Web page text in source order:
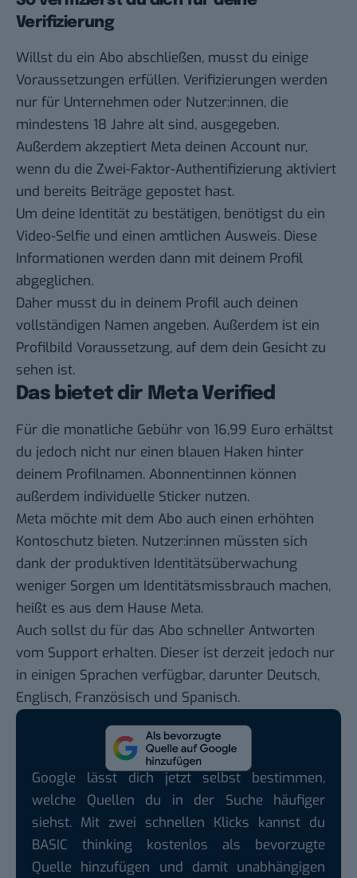
Verifizierung
Willst du ein Abo abschließen, musst du einige
Voraussetzungen erfüllen. Verifizierungen werden
nur für Unternehmen oder Nutzer:innen, die
mindestens 18 Jahre alt sind, ausgegeben.
Außerdem akzeptiert Meta deinen Account nur,
wenn du die Zwei-Faktor-Authentifizierung aktiviert
und bereits Beiträge gepostet hast.
Um deine Identität zu bestätigen, benötigst du ein
Video-Selfie und einen amtlichen Ausweis. Diese
Informationen werden dann mit deinem Profil
abgeglichen.
Daher musst du in deinem Profil auch deinen
vollständigen Namen angeben. Außerdem ist ein
Profilbild Voraussetzung, auf dem dein Gesicht zu
sehen ist.
Das bietet dir Meta Verified
Für die monatliche Gebühr von 16,99 Euro erhältst
du jedoch nicht nur einen blauen Haken hinter
deinem Profilnamen. Abonnent:innen können
außerdem individuelle Sticker nutzen.
Meta möchte mit dem Abo auch einen erhöhten
Kontoschutz bieten. Nutzer:innen müssten sich
dank der produktiven Identitätsüberwachung
weniger Sorgen um Identitätsmissbrauch machen,
heißt es aus dem Hause Meta.
Auch sollst du für das Abo schneller Antworten
vom Support erhalten. Dieser ist derzeit jedoch nur
in einigen Sprachen verfügbar, darunter Deutsch,
Englisch, Französisch und Spanisch.
Google lässt dich jetzt selbst bestimmen,
welche Quellen du in der Suche häufiger
siehst. Mit zwei schnellen Klicks kannst du
BASIC thinking kostenlos als bevorzugte
Quelle hinzufügen und damit unabhängigen